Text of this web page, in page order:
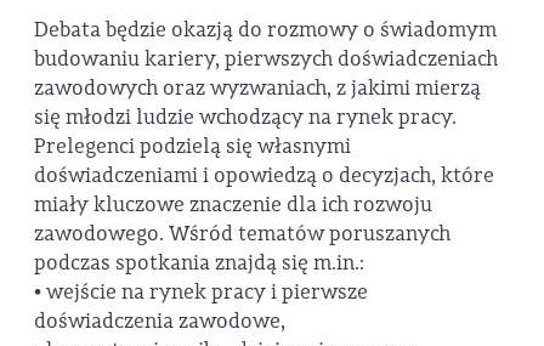
Debata będzie okazją do rozmowy o świadomym
budowaniu kariery, pierwszych doświadczeniach
zawodowych oraz wyzwaniach, z jakimi mierzą
się młodzi ludzie wchodzący na rynek pracy.
Prelegenci podzielą się własnymi
doświadczeniami i opowiedzą o decyzjach, które
miały kluczowe znaczenie dla ich rozwoju
zawodowego. Wśród tematów poruszanych
podczas spotkania znajdą się m.in.:
• wejście na rynek pracy i pierwsze
doświadczenia zawodowe,